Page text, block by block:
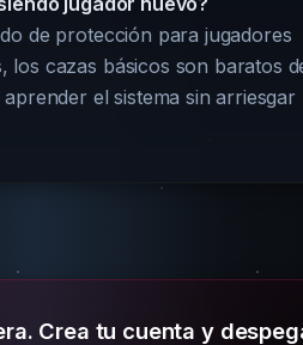
de protección para jugadores
los cazas básicos son baratos
el sistema sin arriesgar
Crea tu cuenta y